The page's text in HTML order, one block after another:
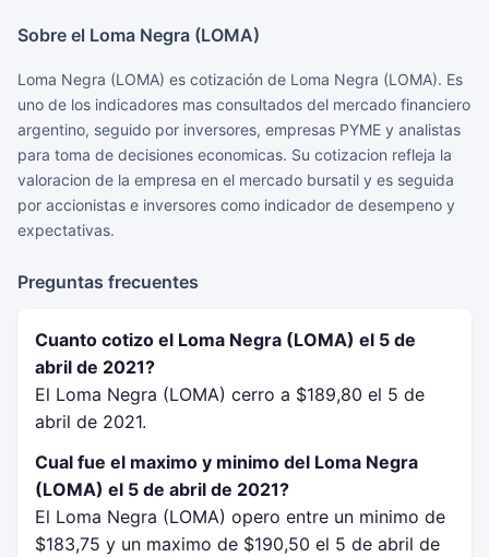
Sobre el Loma Negra (LOMA)
Loma Negra (LOMA) es cotización de Loma Negra (LOMA). Es
uno de los indicadores mas consultados del mercado financiero
argentino, seguido por inversores, empresas PYME y analistas
para toma de decisiones economicas. Su cotizacion refleja la
valoracion de la empresa en el mercado bursatil y es seguida
por accionistas e inversores como indicador de desempeno y
expectativas.
Preguntas frecuentes
Cuanto cotizo el Loma Negra (LOMA) el 5 de
abril de 2021?
El Loma Negra (LOMA) cerro a $189,80 el 5 de
abril de 2021.
Cual fue el maximo y minimo del Loma Negra
(LOMA) el 5 de abril de 2021?
El Loma Negra (LOMA) opero entre un minimo de
$183,75 y un maximo de $190,50 el 5 de abril de